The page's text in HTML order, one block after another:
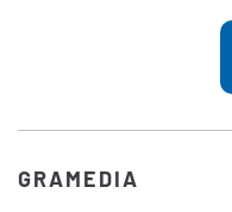
GRAMEDIA